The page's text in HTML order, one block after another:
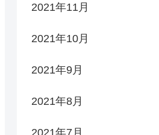
2021年11月
2021年10月
2021年9月
2021年8月
2021年7月